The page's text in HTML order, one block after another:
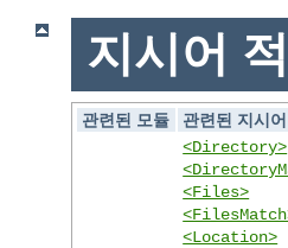
지시어
관련된 모듈
관련된 지시어
<Directory>
<Files>
<Location>